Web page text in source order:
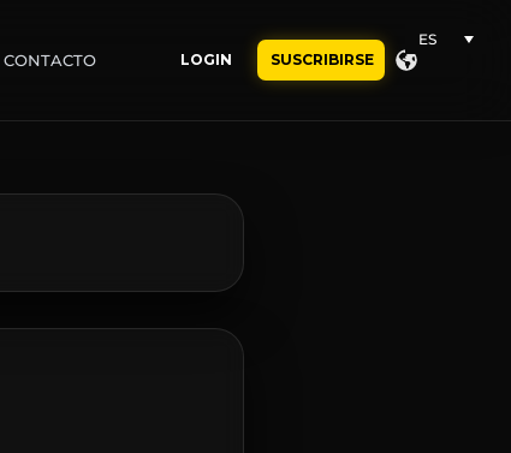
CONTACTO LOGIN SUSCRIBIRSE
ES